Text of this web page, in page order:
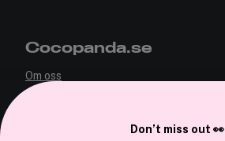
Cocopanda.se
Om oss
Don’t miss out 👀